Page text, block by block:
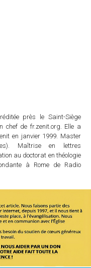
près le Saint-Siège
chef de fr.zenit.org. Elle a
en janvier 1999. Master
Maîtrise en lettres
au doctorat en théologie
à Rome de Radio